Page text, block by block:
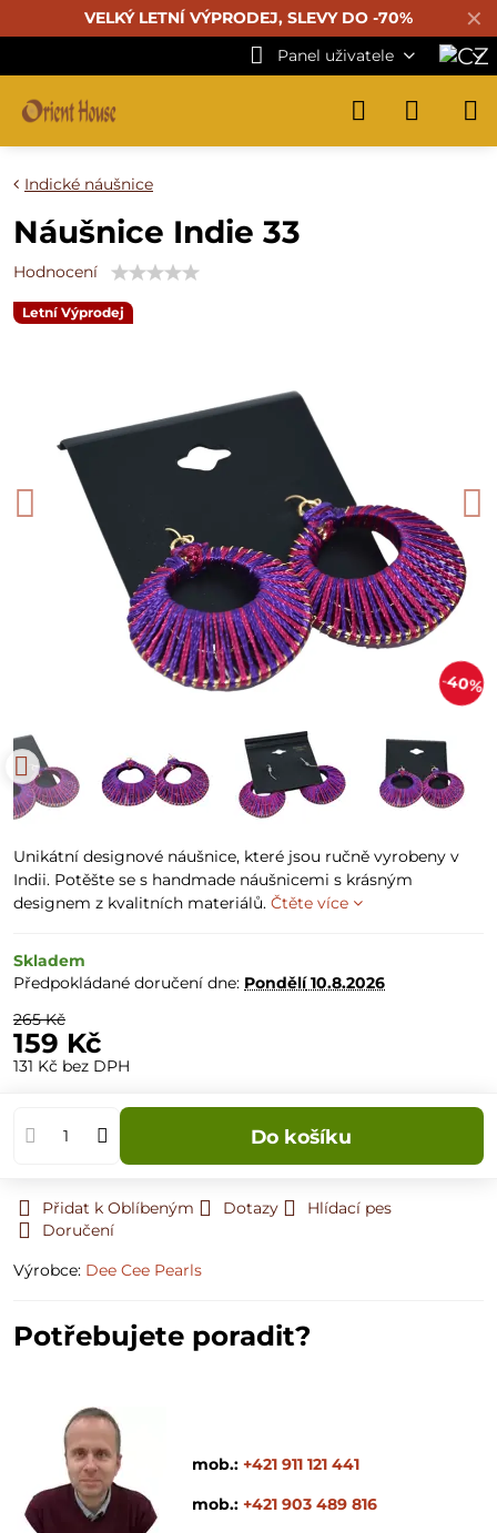
✕
VELKÝ LETNÍ VÝPRODEJ, SLEVY DO -70%
Panel uživatele
Letní Výprodej
40%
Indické náušnice
Náušnice Indie 33
Hodnocení
Unikátní designové náušnice, které jsou ručně vyrobeny v
Indii. Potěšte se s handmade náušnicemi s krásným
designem z kvalitních materiálů. Čtěte více
Skladem
Předpokládané doručení dne: Pondělí10.8.2026
265 Kč
159 Kč
131 Kč bez DPH
Do košíku
Přidat k Oblíbeným Dotazy
Hlídací pes
Doručení
Výrobce: Dee Cee Pearls
Potřebujete poradit?
mob.: +421 911 121 441
mob.: +421 903 489 816